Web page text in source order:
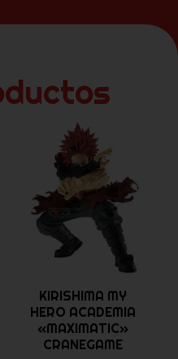
KIRISHIMA MY
HERO ACADEMIA
«MAXIMATIC»
CRANEGAME